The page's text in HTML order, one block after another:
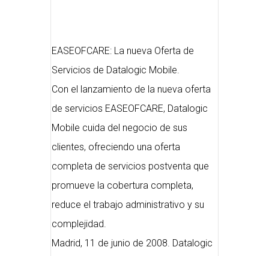
EASEOFCARE: La nueva Oferta de
Servicios de Datalogic Mobile.
Con el lanzamiento de la nueva oferta
de servicios EASEOFCARE, Datalogic
Mobile cuida del negocio de sus
clientes, ofreciendo una oferta
completa de servicios postventa que
promueve la cobertura completa,
reduce el trabajo administrativo y su
complejidad.
Madrid, 11 de junio de 2008. Datalogic